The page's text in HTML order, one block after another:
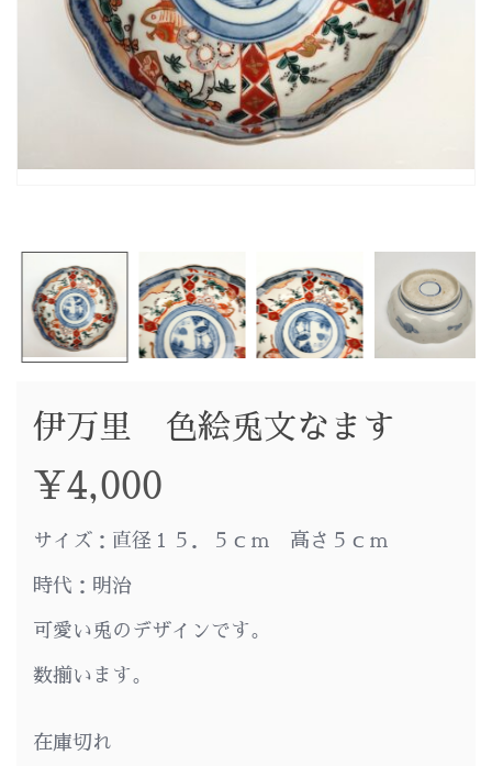
伊万里 色絵兎文なます
¥4,000
サイズ：直径１５．５ｃｍ 高さ５ｃｍ
時代：明治
可愛い兎のデザインです。
数揃います。
在庫切れ